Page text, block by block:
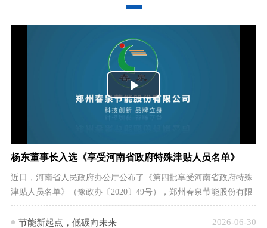
Play
杨东董事长入选《享受河南省政府特殊津贴人员名单》
近日，河南省人民政府办公厅公布了《第四批享受河南省政府特殊
津贴人员名单》（豫政办〔2020〕49号），郑州春泉节能股份有限
公司董事长、正高级工程师杨东先生榜上有名。...[详情]
2026-06-30
节能新起点，低碳向未来